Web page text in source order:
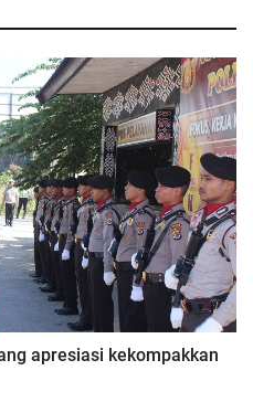
apresiasi kekompakkan